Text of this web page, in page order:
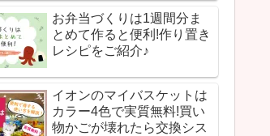
お弁当づくりは1週間分ま
とめて作ると便利!作り置き
レシピをご紹介♪
イオンのマイバスケットは
カラー4色で実質無料!買い
物かごが壊れたら交換シス